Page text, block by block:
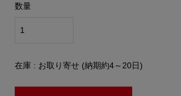
数量
在庫 : お取り寄せ (納期約4～20日)